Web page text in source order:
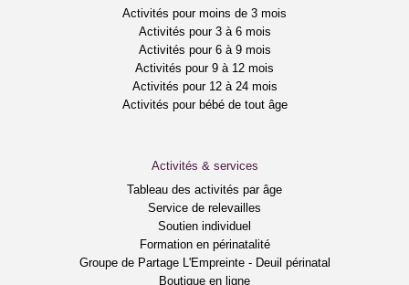
Activités pour moins de 3 mois
Activités pour 3 à 6 mois
Activités pour 6 à 9 mois
Activités pour 9 à 12 mois
Activités pour 12 à 24 mois
Activités pour bébé de tout âge
Activités & services
Tableau des activités par âge
Service de relevailles
Soutien individuel
Formation en périnatalité
Groupe de Partage L'Empreinte - Deuil périnatal
Boutique en ligne